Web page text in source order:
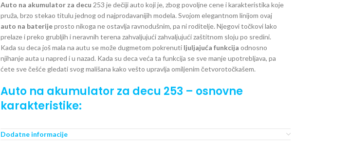
Auto na akumulator za decu 253 je dečiji auto koji je, zbog povoljne cene i karakteristika koje
pruža, brzo stekao titulu jednog od najprodavanijih modela. Svojom elegantnom linijom ovaj
auto na baterijeprosto nikoga ne ostavlja ravnodušnim, pa ni roditelje. Njegovi točkovi lako
prelaze i preko grubljih i neravnih terena zahvaljujući zahvaljujući zaštitnom sloju po sredini.
Kada su deca još mala na autu se može dugmetom pokrenuti ljuljajuća funkcija odnosno
njihanje auta u napred i u nazad. Kada su deca veća ta funkcija se sve manje upotrebljava, pa
ćete sve češće gledati svog mališana kako vešto upravlja omiljenim četvorotočkašem.
Auto na akumulator za decu 253 – osnovne
karakteristike:
Model 253 namenjen je mališanima uzrasta od 12 meseci do 6 godina
Ovajauto na akumulatorima dve baterije ukupne jačine 12V (2x 6V) i dva motora jačine 25w
Dodatne informacije